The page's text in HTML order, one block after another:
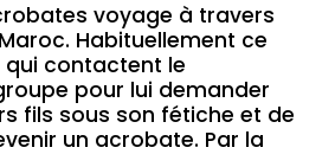
voyage à travers
Habituellement ce
qui contactent le
pour lui demander
fils sous son fétiche et de
un acrobate. Par la